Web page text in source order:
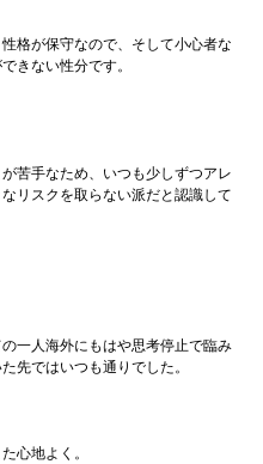
格が保守なので、そして小心者な
きない性分です。
苦手なため、いつも少しずつアレ
リスクを取らない派だと認識して
一人海外にもはや思考停止で臨み
先ではいつも通りでした。
心地よく。